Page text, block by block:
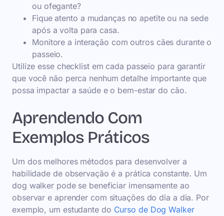
ou ofegante?
Fique atento a mudanças no apetite ou na sede
após a volta para casa.
Monitore a interação com outros cães durante o
passeio.
Utilize esse checklist em cada passeio para garantir
que você não perca nenhum detalhe importante que
possa impactar a saúde e o bem-estar do cão.
Aprendendo Com
Exemplos Práticos
Um dos melhores métodos para desenvolver a
habilidade de observação é a prática constante. Um
dog walker pode se beneficiar imensamente ao
observar e aprender com situações do dia a dia. Por
exemplo, um estudante do Curso de Dog Walker